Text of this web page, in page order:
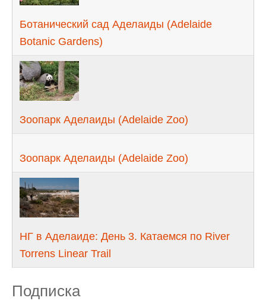
Ботанический сад Аделаиды (Adelaide
Botanic Gardens)
Зоопарк Аделаиды (Adelaide Zoo)
Зоопарк Аделаиды (Adelaide Zoo)
НГ в Аделаиде: День 3. Катаемся по River
Torrens Linear Trail
Подписка